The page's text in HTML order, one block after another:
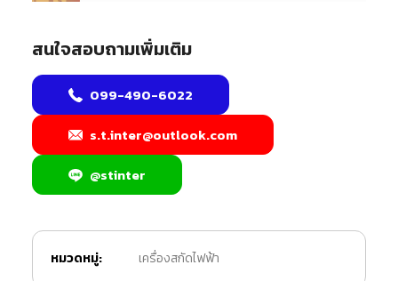
สนใจสอบถามเพิ่มเติม
099-490-6022
s.t.inter@outlook.com
@stinter
หมวดหมู่: เครื่องสกัดไฟฟ้า